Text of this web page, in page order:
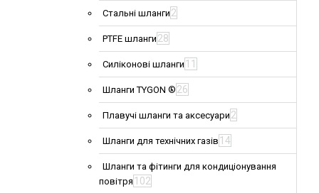
Стальні шланги 2
PTFE шланги 28
Силіконові шланги 11
Шланги TYGON ® 26
Плавучі шланги та аксесуари 2
Шланги для технічних газів 14
Шланги та фітинги для кондиціонування
повітря 102